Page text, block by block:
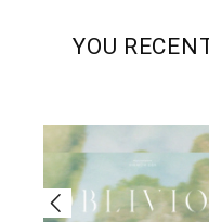
YOU